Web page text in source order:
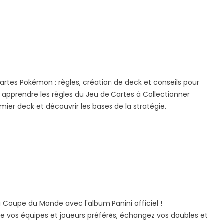
TCG...
retour en stock !
Profitez également
d'une promotion...
arrive bientôt !
Découvrez les
nouveaux produits
Pokémon : règles, création de deck et conseils pour
les règles du Jeu de Cartes à Collectionner
deck et découvrir les bases de la stratégie.
du Monde avec l'album Panini officiel !
vos équipes et joueurs préférés, échangez vos doubles et